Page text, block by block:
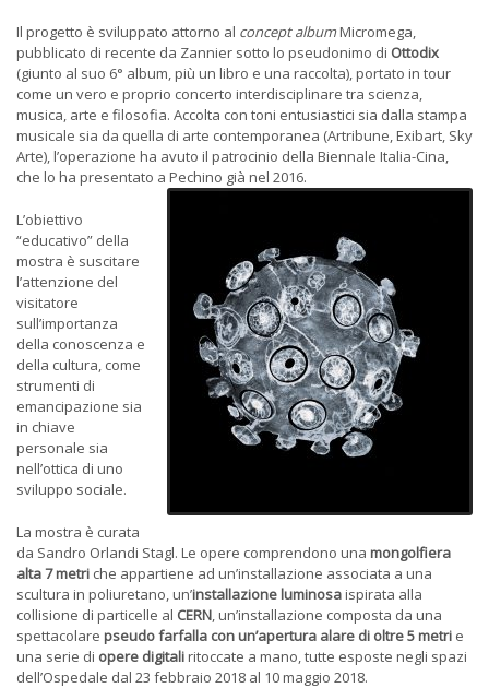
Il progetto è sviluppato attorno al concept albumMicromega,
pubblicato di recente da Zannier sotto lo pseudonimo di Ottodix
(giunto al suo 6° album, più un libro e una raccolta), portato in tour
come un vero e proprio concerto interdisciplinare tra scienza,
musica, arte e filosofia. Accolta con toni entusiastici sia dalla stampa
musicale sia da quella di arte contemporanea (Artribune, Exibart, Sky
Arte), l’operazione ha avuto il patrocinio della Biennale Italia-Cina,
che lo ha presentato a Pechino già nel 2016.
L’obiettivo
“educativo” della
mostra è suscitare
l’attenzione del
visitatore
sull’importanza
della conoscenza e
della cultura, come
strumenti di
emancipazione sia
in chiave
personale sia
nell’ottica di uno
sviluppo sociale.
La mostra è curata
da Sandro Orlandi Stagl. Le opere comprendono una mongolfiera
alta 7 metri che appartiene ad un’installazione associata a una
scultura in poliuretano, un’installazione luminosaispirata alla
collisione di particelle al CERN, un’installazione composta da una
spettacolare pseudo farfalla con un’apertura alare di oltre 5 metri e
una serie di opere digitaliritoccate a mano, tutte esposte negli spazi
dell’Ospedale dal 23 febbraio 2018 al 10 maggio 2018.